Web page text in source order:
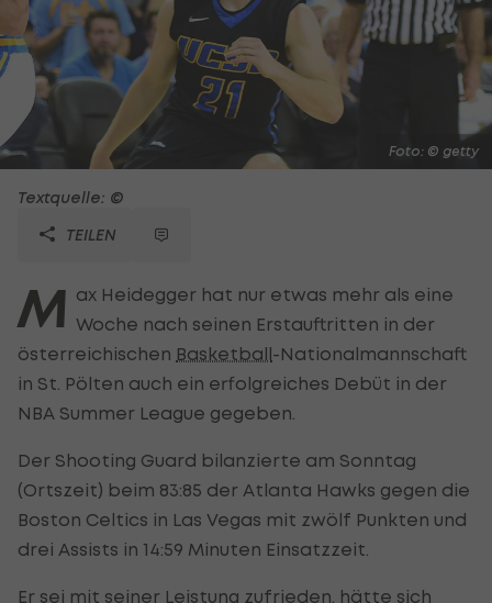
Foto: © getty
Textquelle: ©
TEILEN
M ax Heidegger hat nur etwas mehr als eine
Woche nach seinen Erstauftritten in der
österreichischen Basketball-Nationalmannschaft
in St. Pölten auch ein erfolgreiches Debüt in der
NBA Summer League gegeben.
Der Shooting Guard bilanzierte am Sonntag
(Ortszeit) beim 83:85 der Atlanta Hawks gegen die
Boston Celtics in Las Vegas mit zwölf Punkten und
drei Assists in 14:59 Minuten Einsatzzeit.
Er sei mit seiner Leistung zufrieden, hätte sich